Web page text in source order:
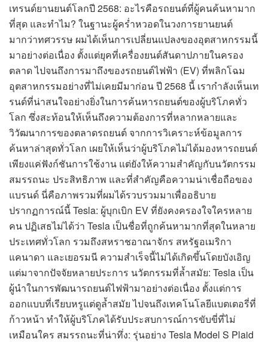
เทรนด์ยานยนต์โลกปี 2568: อะไรคือรถยนต์ที่ผู้คนค้นหามาก
ที่สุด และทำไม? ในฐานะผู้คร่ำหวอดในวงการยานยนต์
มากว่าทศวรรษ ผมได้เห็นการเปลี่ยนแปลงของอุตสาหกรรมนี้
มาอย่างต่อเนื่อง ตั้งแต่ยุคที่เครื่องยนต์สันดาปภายในครอง
ตลาด ไปจนถึงการมาถึงของรถยนต์ไฟฟ้า (EV) ที่พลิกโฉม
อุตสาหกรรมอย่างที่ไม่เคยมีมาก่อน ปี 2568 นี้ เรากำลังเห็นเท
รนด์ที่น่าสนใจอย่างยิ่งในการค้นหารถยนต์ของผู้บริโภคทั่ว
โลก ซึ่งสะท้อนให้เห็นถึงความต้องการที่หลากหลายและ
วิวัฒนาการของตลาดรถยนต์ จากการวิเคราะห์ข้อมูลการ
ค้นหาล่าสุดทั่วโลก เผยให้เห็นว่าผู้บริโภคไม่ได้มองหารถยนต์
เพียงแค่ฟังก์ชันการใช้งาน แต่ยังให้ความสำคัญกับนวัตกรรม
สมรรถนะ ประสิทธิภาพ และที่สำคัญคือความน่าเชื่อถือของ
แบรนด์ นี่คือภาพรวมที่ผมได้รวบรวมมาเพื่ออธิบาย
ปรากฏการณ์นี้ Tesla: ผู้บุกเบิก EV ที่ยังคงครองใจใครหลาย
คน ปฏิเสธไม่ได้ว่า Tesla เป็นชื่อที่ถูกค้นหามากที่สุดในหลาย
ประเทศทั่วโลก รวมถึงสหราชอาณาจักร สหรัฐอเมริกา
แคนาดา และเยอรมนี ความสำเร็จนี้ไม่ได้เกิดขึ้นโดยบังเอิญ
แต่มาจากปัจจัยหลายประการ นวัตกรรมที่ล้ำสมัย: Tesla เป็น
ผู้นำในการพัฒนารถยนต์ไฟฟ้ามาอย่างต่อเนื่อง ตั้งแต่การ
ออกแบบที่เรียบหรูแต่ดูล้ำสมัย ไปจนถึงเทคโนโลยีแบตเตอรี่ที่
ก้าวหน้า ทำให้ผู้บริโภคได้รับประสบการณ์การขับขี่ที่ไม่
เหมือนใคร สมรรถนะที่น่าทึ่ง: รุ่นอย่าง Tesla Model S Plaid